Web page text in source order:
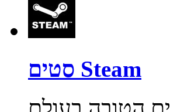
סטים Steam